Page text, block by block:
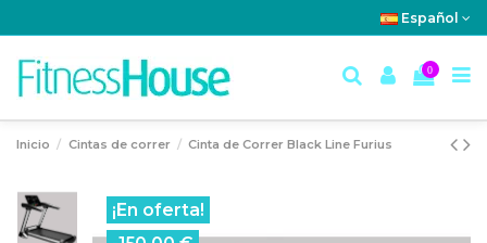
Español
0
Inicio Cintas de correr Cinta de Correr Black Line Furius
¡En oferta!